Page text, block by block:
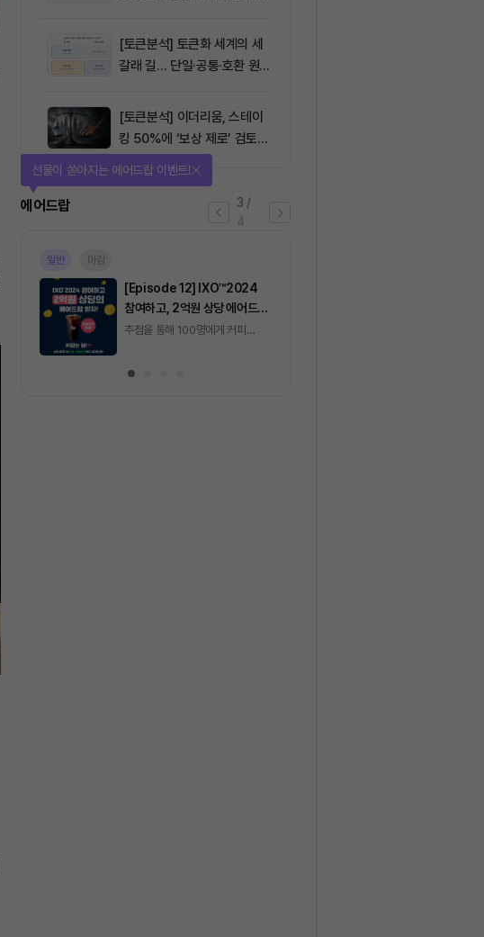
뿐”
[토큰분석] 토큰화 세계의 세
갈래 길… 단일·공통·호환 원장
명
[토큰분석] 이더리움, 스테이
킹 50%에 ‘보상 제로’ 검토…
통화정책 개편인가 탈중앙화
4 /
4
퀴즈
퀴즈풀고 선물 받자!
마감
[토큰포스트] 기사 퀴즈
658회차
2026.08.07 (금) ~